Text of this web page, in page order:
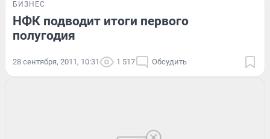
БИЗНЕС
НФК подводит итоги первого
полугодия
28 сентября, 2011, 10:31 1 517 Обсудить